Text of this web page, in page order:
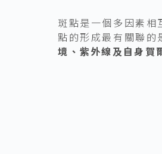
斑點是一個多因素
點的形成最有關聯的
境、紫外線及自身賀